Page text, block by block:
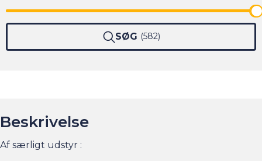
SØG 582
Beskrivelse
Af særligt udstyr :